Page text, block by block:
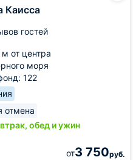
Каисса
гостей
от центра
моря
122
отмена
обед и ужин
от3 750руб.